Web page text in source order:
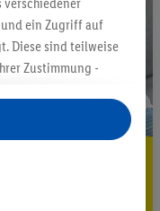
ein Zugriff auf
Diese sind teilweise
Zustimmung -
IAB TCF
Werbung
werden